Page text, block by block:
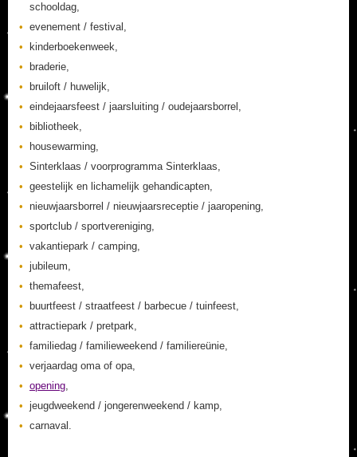
schooldag,
evenement / festival,
kinderboekenweek,
braderie,
bruiloft / huwelijk,
eindejaarsfeest / jaarsluiting / oudejaarsborrel,
bibliotheek,
housewarming,
Sinterklaas / voorprogramma Sinterklaas,
geestelijk en lichamelijk gehandicapten,
nieuwjaarsborrel / nieuwjaarsreceptie / jaaropening,
sportclub / sportvereniging,
vakantiepark / camping,
jubileum,
themafeest,
buurtfeest / straatfeest / barbecue / tuinfeest,
attractiepark / pretpark,
familiedag / familieweekend / familiereünie,
verjaardag oma of opa,
opening,
jeugdweekend / jongerenweekend / kamp,
carnaval.